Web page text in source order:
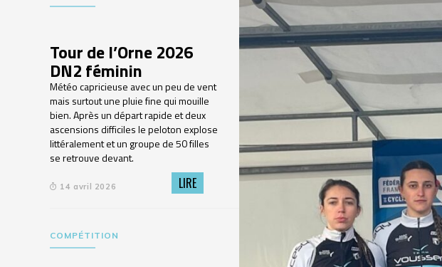
Tour de l’Orne 2026
DN2 féminin
Météo capricieuse avec un peu de vent
mais surtout une pluie fine qui mouille
bien. Après un départ rapide et deux
ascensions difficiles le peloton explose
littéralement et un groupe de 50 filles
se retrouve devant.
14 avril 2026 LIRE
COMPÉTITION